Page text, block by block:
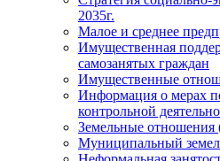
2035г.
Малое и среднее
Имущественная
самозанятых граждан
Имущественные
Информация о мерах
контрольной
Земельные отношения
Муниципальный